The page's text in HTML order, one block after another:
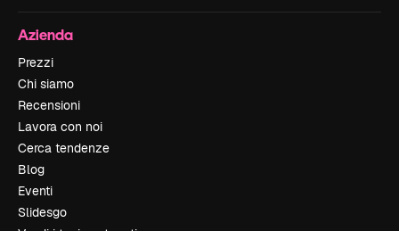
Azienda
Prezzi
Chi siamo
Recensioni
Lavora con noi
Cerca tendenze
Blog
Eventi
Slidesgo